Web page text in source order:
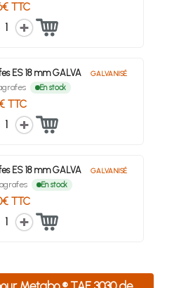
TTC
1
ES 18 mm GALVA GALVANISÉ
En stock
TTC
1
ES 18 mm GALVA GALVANISÉ
En stock
TTC
1